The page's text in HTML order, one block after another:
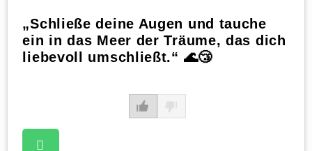
„Schließe deine Augen und tauche
ein in das Meer der Träume, das dich
liebevoll umschließt.“ 🌊😴